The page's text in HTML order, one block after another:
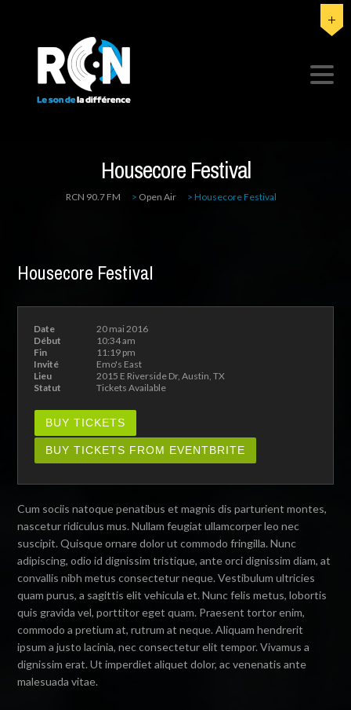
Housecore Festival
RCN 90.7 FM > Open Air > Housecore Festival
Housecore Festival
Date
20 mai 2016
Début
10:34 am
Fin
11:19 pm
Invité
Emo's East
Lieu
2015 E Riverside Dr, Austin, TX ‎
Statut
Tickets Available
BUY TICKETS
BUY TICKETS FROM EVENTBRITE
Cum sociis natoque penatibus et magnis dis parturient montes,
nascetur ridiculus mus. Nullam feugiat ullamcorper leo nec
suscipit. Quisque ornare dolor ut commodo fringilla. Nunc
adipiscing, odio id dignissim tristique, ante orci dignissim diam, at
convallis nibh metus consectetur neque. Vestibulum ultricies
quam purus, a sagittis elit vehicula et. Nunc felis metus, lobortis
quis gravida vel, porttitor eget quam. Praesent tortor enim,
commodo a pretium at, rutrum at neque. Aliquam hendrerit
ipsum a justo lacinia, nec consectetur elit tempor. Vivamus a
dignissim erat. Ut imperdiet aliquet dolor, ac venenatis ante
malesuada vitae.